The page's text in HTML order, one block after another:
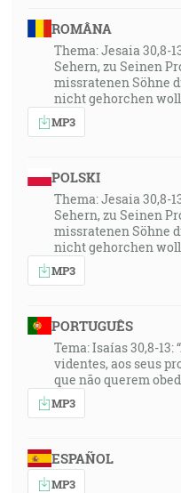
ROMÂNA
Thema: Jesaia 30,8-
Sehern, zu Seinen
missratenen Söhne
nicht gehorchen
MP3
POLSKI
Thema: Jesaia 30,8-
Sehern, zu Seinen
missratenen Söhne
nicht gehorchen
MP3
PORTUGUÊS
Tema: Isaías 30,8-13:
videntes, aos seus
que não querem
MP3
ESPAÑOL
MP3